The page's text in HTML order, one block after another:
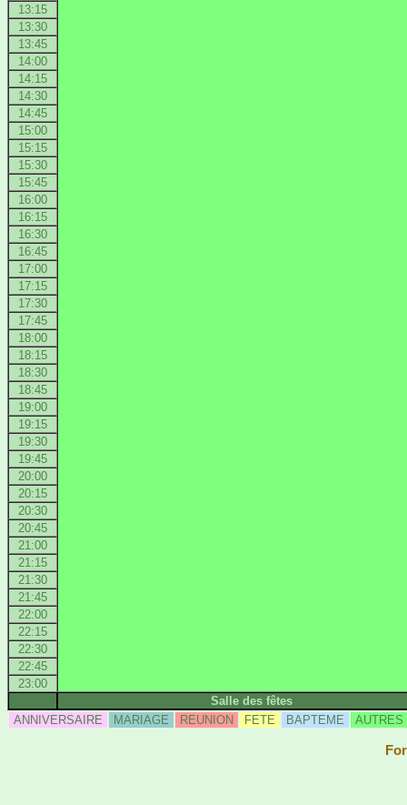
13:15
13:30
13:45
14:00
14:15
14:30
14:45
15:00
15:15
15:30
15:45
16:00
16:15
16:30
16:45
17:00
17:15
17:30
17:45
18:00
18:15
18:30
18:45
19:00
19:15
19:30
19:45
20:00
20:15
20:30
20:45
21:00
21:15
21:30
21:45
22:00
22:15
22:30
22:45
23:00
Salle des fêtes
ANNIVERSAIRE
MARIAGE REUNION FETE BAPTEME AUTRES